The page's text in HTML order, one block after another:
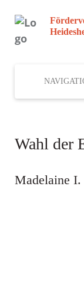
Wahl der
Madelaine